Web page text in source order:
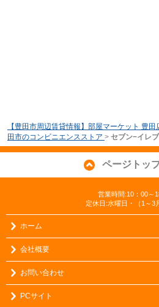
【豊田市周辺賃貸情報】部屋マーケット 豊田
田市のコンビニエンスストア > セブン−イレ
ページトッ
営業時間:10：00～
定休日:水曜日・（1～3
ホーム
会社概要
お問い合わせ
PCサイト